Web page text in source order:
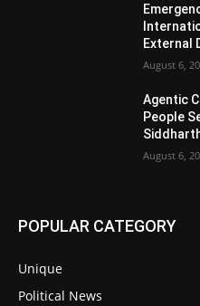
External
August 6,
Agentic
People
August 6,
POPULAR CATEGORY
Unique
Political News